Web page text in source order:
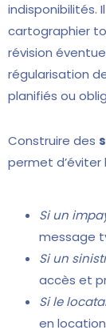
indisponibilités.
cartographier
révision
régularisation
planifiés ou
Construire des
permet d’éviter
Si un
message
Si un
accès et
Si le
en